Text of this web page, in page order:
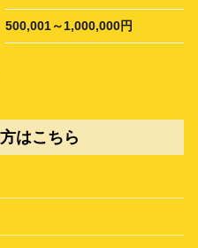
500,001～1,000,000円
はこちら